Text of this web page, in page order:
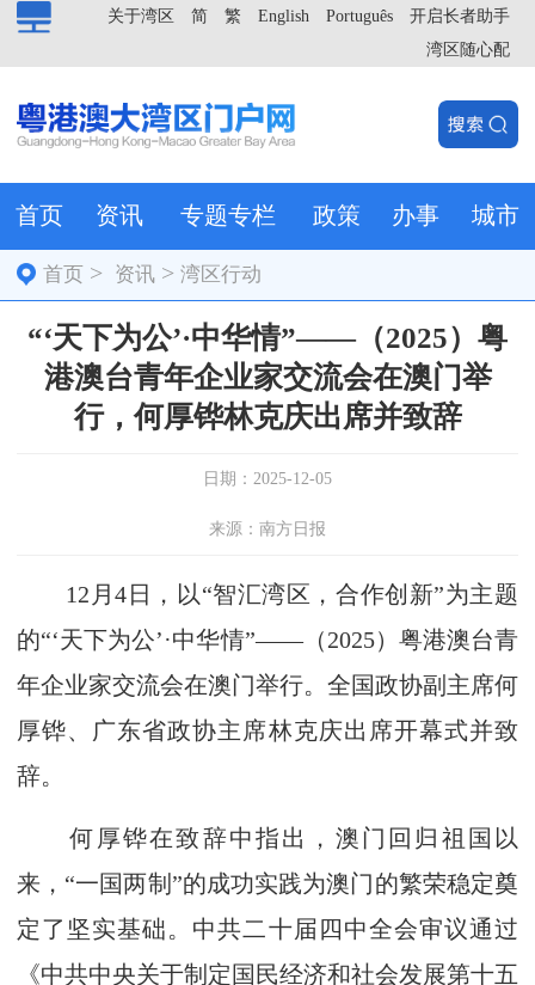
开启长者助手
Português
English
繁
简
关于湾区
湾区随心配
首页 资讯 专题专栏 政策 办事 城市
首页 > 资讯 >湾区行动
“‘天下为公’·中华情”——（2025）粤
港澳台青年企业家交流会在澳门举
行，何厚铧林克庆出席并致辞
日期：2025-12-05
来源：南方日报
12月4日，以“智汇湾区，合作创新”为主题
的“‘天下为公’·中华情”——（2025）粤港澳台青
年企业家交流会在澳门举行。全国政协副主席何
厚铧、广东省政协主席林克庆出席开幕式并致
辞。
何厚铧在致辞中指出，澳门回归祖国以
来，“一国两制”的成功实践为澳门的繁荣稳定奠
定了坚实基础。中共二十届四中全会审议通过
《中共中央关于制定国民经济和社会发展第十五